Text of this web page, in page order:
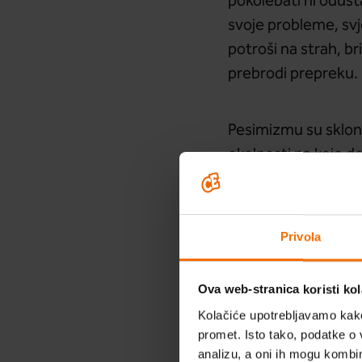
Privola
Ova web-stranica koristi
Kolačiće upotrebljavamo
promet. Isto tako, podatke
analizu, a oni ih mogu
svoje probleme,
potroši na strah,
prebrodi prepreku.
Pesimizmu su
okolnosti na koje
bespomoćnost.
prepoznajete u
Pokazalo se kako